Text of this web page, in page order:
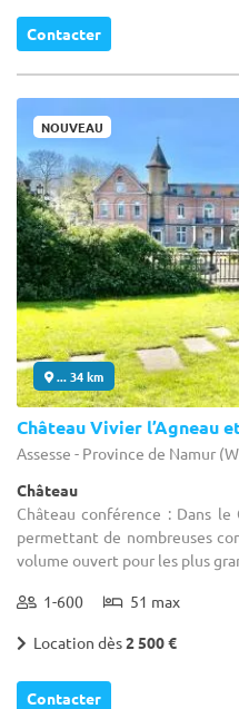
Contacter
NOUVEAU
... 34 km
Château Vivier l’Agneau
Assesse - Province de Namur
Château
Château conférence : Dans
permettant de nombreuses
volume ouvert pour les plus
1-600 51 max
Location dès2 500 €
Contacter